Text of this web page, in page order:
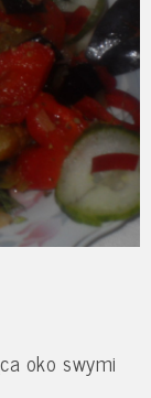
oko swymi